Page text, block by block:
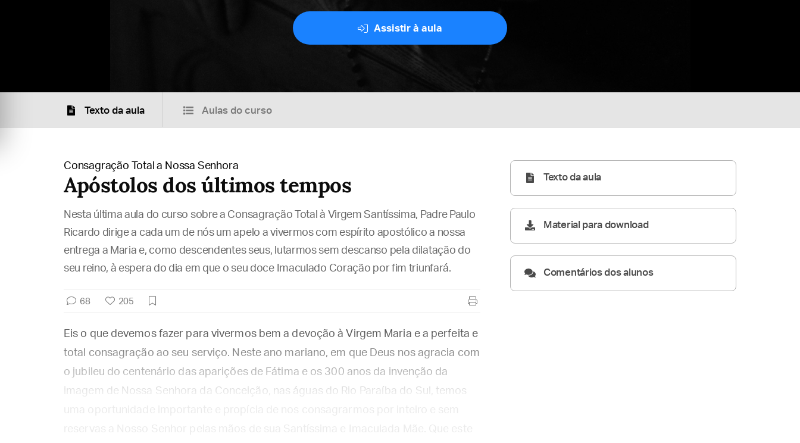
Assistir à aula
Texto da aula Aulas do curso
Consagração Total a Nossa Senhora
Apóstolos dos últimos tempos
Nesta última aula do curso sobre a Consagração Total à Virgem Santíssima, Padre Paulo
Ricardo dirige a cada um de nós um apelo a vivermos com espírito apostólico a nossa
entrega a Maria e, como descendentes seus, lutarmos sem descanso pela dilatação do
seu reino, à espera do dia em que o seu doce Imaculado Coração por fim triunfará.
68 205
Eis o que devemos fazer para vivermos bem a devoção à Virgem Maria e a perfeita e
total consagração ao seu serviço. Neste ano mariano, em que Deus nos agracia com
o jubileu do centenário das aparições de Fátima e os 300 anos da invenção da
imagem de Nossa Senhora da Conceição, nas águas do Rio Paraíba do Sul, temos
Texto da aula
Material para download
Comentários dos alunos